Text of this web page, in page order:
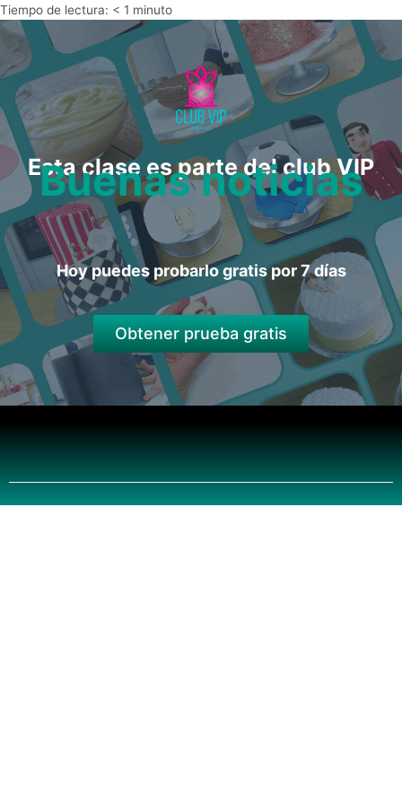
Tiempo de lectura: < 1 minuto
Esta clase es parte del club VIP
Buenas noticias
Hoy puedes probarlo gratis por 7 días
Obtener prueba gratis